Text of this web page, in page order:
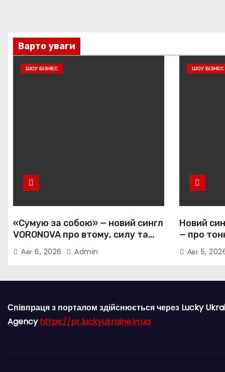
Варто уваги
ШОУ БІЗНЕС
«Сумую за собою» — новий сингл
VORONOVA про втому, силу та
повернення до себе
Авг 6, 2026 Admin
ШОУ БІЗНЕС
Новий
— про
Авг 5,
Співпраця з порталом здійснюється через Lucky
Agencyhttps://pr.luckyukraine.in.ua